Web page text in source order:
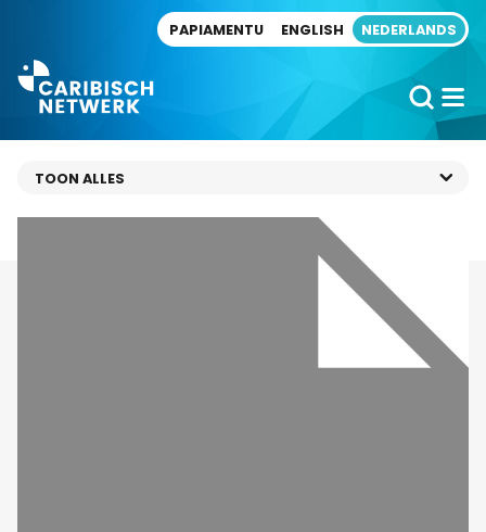
PAPIAMENTU ENGLISH NEDERLANDS